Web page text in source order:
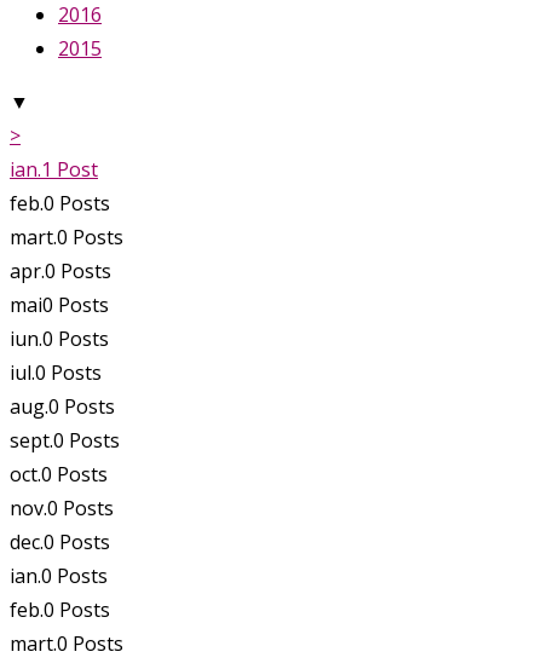
2016
2015
▼
>
ian.1 Post
feb.0 Posts
mart.0 Posts
apr.0 Posts
mai0 Posts
iun.0 Posts
iul.0 Posts
aug.0 Posts
sept.0 Posts
oct.0 Posts
nov.0 Posts
dec.0 Posts
ian.0 Posts
feb.0 Posts
mart.0 Posts